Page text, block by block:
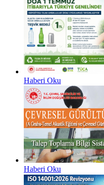
Haberi Oku
Haberi Oku